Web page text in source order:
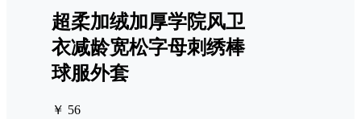
超柔加绒加厚学院风卫
衣减龄宽松字母刺绣棒
球服外套
￥ 56